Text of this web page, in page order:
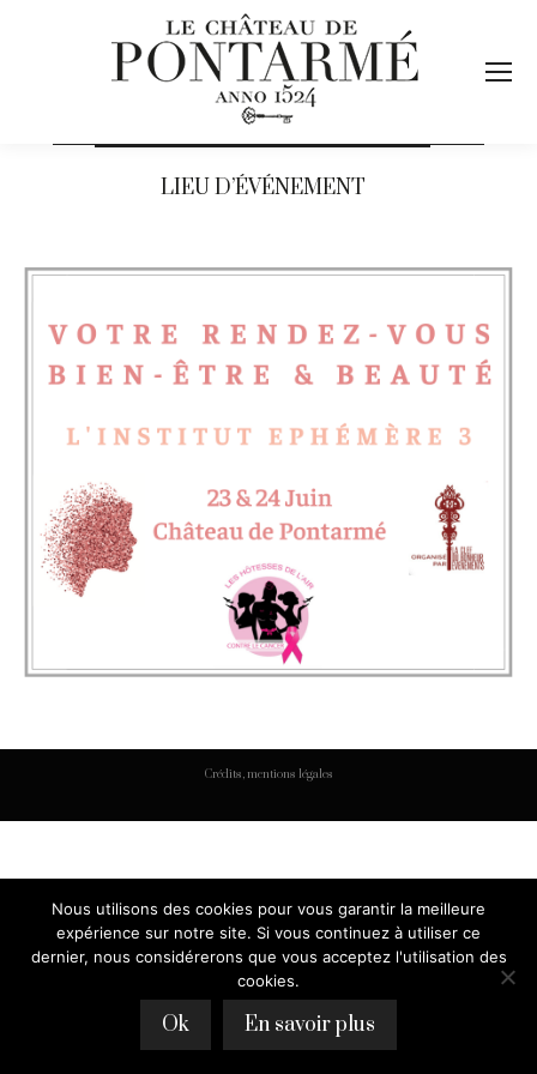
LIEU D’ÉVÉNEMENT
Crédits, mentions légales
Nous utilisons des cookies pour vous garantir la meilleure
expérience sur notre site. Si vous continuez à utiliser ce
dernier, nous considérerons que vous acceptez l'utilisation des
cookies.
Ok En savoir plus